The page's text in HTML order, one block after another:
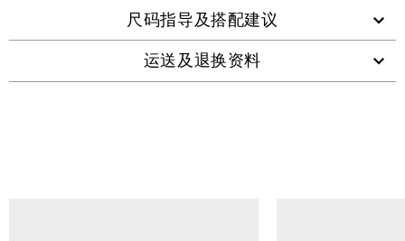
尺码指导及搭配建议
运送及退换资料